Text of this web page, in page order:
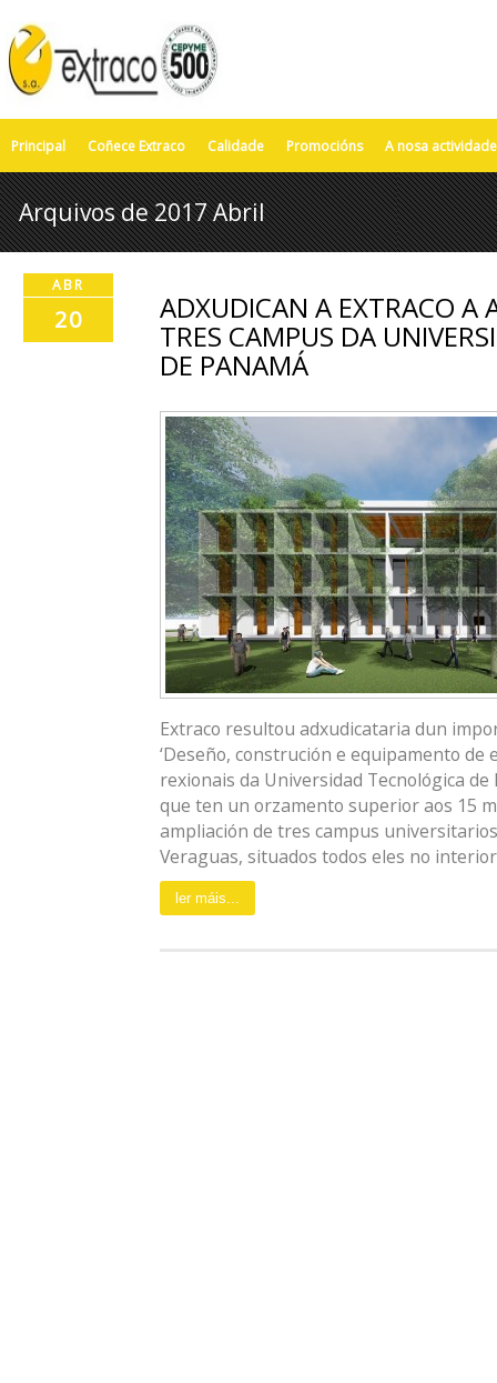
Principal Coñece Extraco Calidade Promocións A nosa actividade
Arquivos de 2017 Abril
ABR
20 ADXUDICAN A EXTRACO A
TRES CAMPUS DA
DE PANAMÁ
Extraco resultou adxudicataria dun
‘Deseño, construción e equipamento de
rexionais da Universidad Tecnológica de
que ten un orzamento superior aos 15
ampliación de tres campus
Veraguas, situados todos eles no
ler máis...